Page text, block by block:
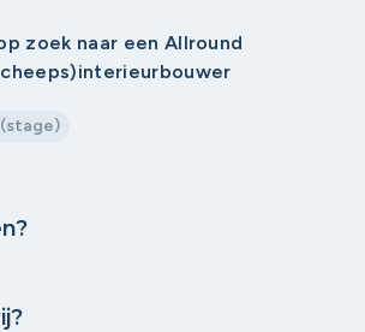
zoek naar een Allround
(stage)